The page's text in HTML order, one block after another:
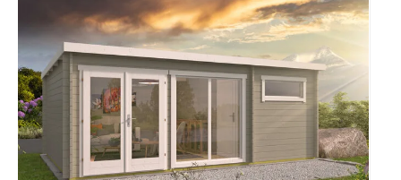
es muy de
destacar que
estas cabañas
se fabrican
directamente
fábrica. Salen
totalmente
acabadas. Cada